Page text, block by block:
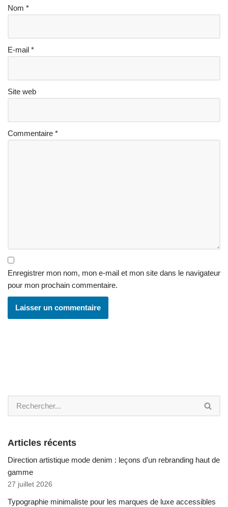
Nom *
E-mail *
Site web
Commentaire *
Enregistrer mon nom, mon e-mail et mon site dans le navigateur
pour mon prochain commentaire.
Articles récents
Direction artistique mode denim : leçons d’un rebranding haut de
gamme
27 juillet 2026
Typographie minimaliste pour les marques de luxe accessibles